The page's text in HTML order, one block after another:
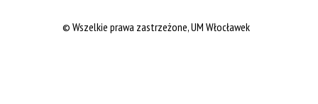
© Wszelkie prawa zastrzeżone, UM Włocławek